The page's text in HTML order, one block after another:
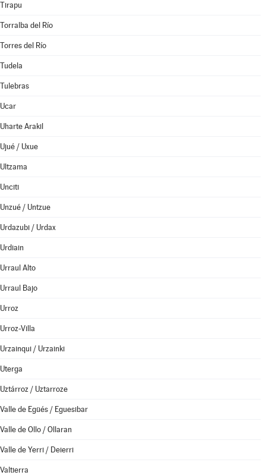
Tirapu
Torralba del Río
Torres del Río
Tudela
Tulebras
Ucar
Uharte Arakil
Ujué / Uxue
Ultzama
Unciti
Unzué / Untzue
Urdazubi / Urdax
Urdiain
Urraul Alto
Urraul Bajo
Urroz
Urroz-Villa
Urzainqui / Urzainki
Uterga
Uztárroz / Uztarroze
Valle de Egüés / Eguesibar
Valle de Ollo / Ollaran
Valle de Yerri / Deierri
Valtierra